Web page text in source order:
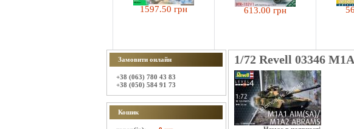
1597.50 грн 613.00 грн
Замовити онлайн
+38 (063) 780 43 83
+38 (050) 584 91 73
Кошик
1/72 Revell 03346